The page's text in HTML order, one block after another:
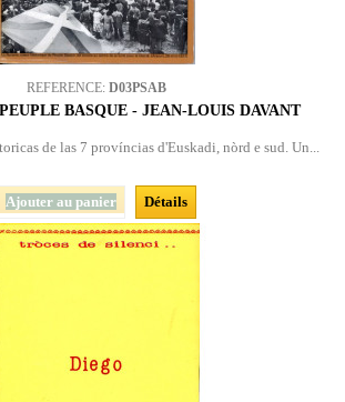
REFERENCE: D03PSAB
BASQUE - JEAN-LOUIS DAVANT
de las 7 províncias d'Euskadi, nòrd e sud. Un...
Ajouter au panier Détails